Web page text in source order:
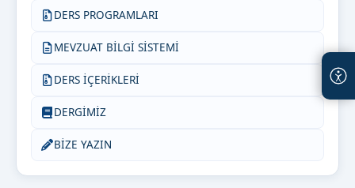
DERS PROGRAMLARI
MEVZUAT BİLGİ SİSTEMİ
DERS İÇERİKLERİ
DERGİMİZ
BİZE YAZIN